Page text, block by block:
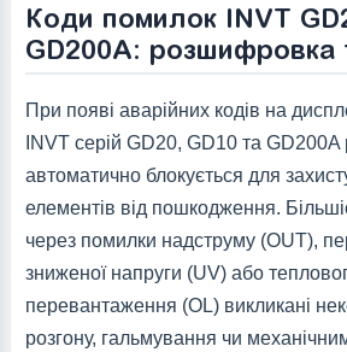
Коди помилок INVT
GD200A: розшифровка
При появі аварійних кодів на
INVT серій GD20, GD10 та
автоматично блокується для
елементів від пошкодження.
через помилки надструму (OUT),
зниженої напруги (UV) або
перевантаження (OL) викликані
розгону, гальмування чи